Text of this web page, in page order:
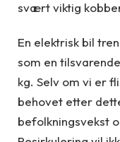
svært viktig
En elektrisk bil
som en
kg. Selv om vi er
behovet etter
befolkningsvekst